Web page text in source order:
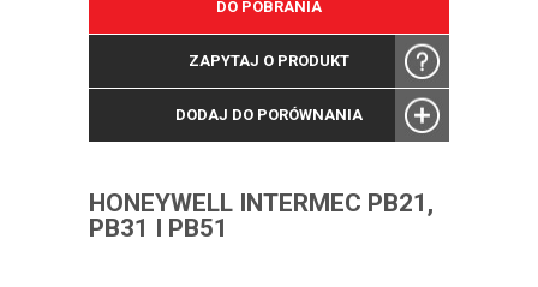
DO POBRANIA
ZAPYTAJ O PRODUKT
DODAJ DO PORÓWNANIA
HONEYWELL INTERMEC PB21,
PB31 I PB51